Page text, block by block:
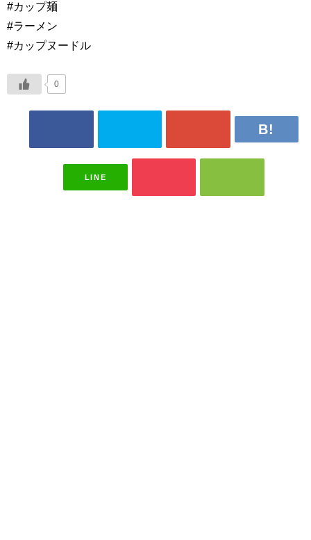
#カップ麺
#ラーメン
#カップヌードル
0
LINE